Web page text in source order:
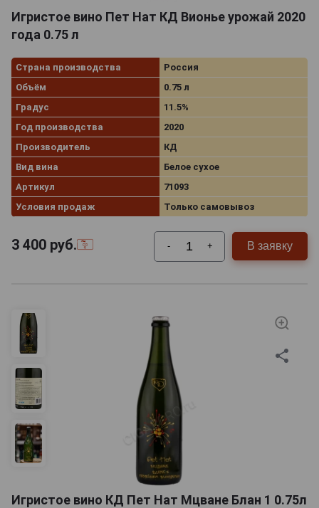
Игристое вино Пет Нат КД Вионье урожай 2020
года 0.75 л
Страна производства
Россия
Объём
0.75 л
Градус
11.5%
Год производства
2020
Производитель
КД
Вид вина
Белое сухое
Артикул
71093
Условия продаж
Только самовывоз
3 400 руб. - + В заявку
Игристое вино КД Пет Нат Мцване Блан 1 0.75л